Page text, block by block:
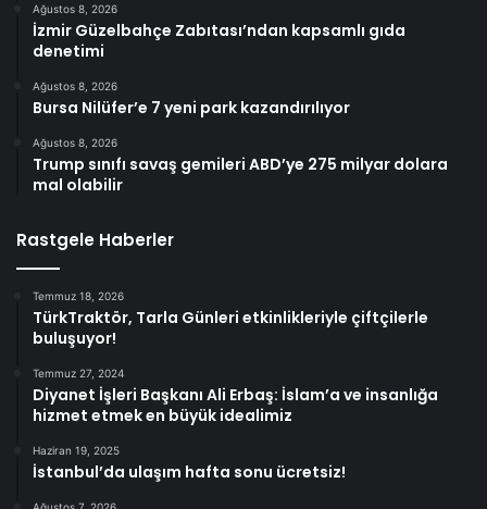
Ağustos 8, 2026
İzmir Güzelbahçe Zabıtası’ndan kapsamlı gıda
denetimi
Ağustos 8, 2026
Bursa Nilüfer’e 7 yeni park kazandırılıyor
Ağustos 8, 2026
Trump sınıfı savaş gemileri ABD’ye 275 milyar dolara
mal olabilir
Rastgele Haberler
Temmuz 18, 2026
TürkTraktör, Tarla Günleri etkinlikleriyle çiftçilerle
buluşuyor!
Temmuz 27, 2024
Diyanet İşleri Başkanı Ali Erbaş: İslam’a ve insanlığa
hizmet etmek en büyük idealimiz
Haziran 19, 2025
İstanbul’da ulaşım hafta sonu ücretsiz!
Ağustos 7, 2026